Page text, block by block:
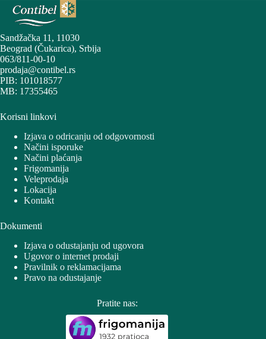
Sandžačka 11, 11030
Beograd (Čukarica), Srbija
063/811-00-10
prodaja@contibel.rs
PIB: 101018577
MB: 17355465
Korisni linkovi
Izjava o odricanju od odgovornosti
Načini isporuke
Načini plaćanja
Frigomanija
Veleprodaja
Lokacija
Kontakt
Dokumenti
Izjava o odustajanju od ugovora
Ugovor o internet prodaji
Pravilnik o reklamacijama
Pravo na odustajanje
Pratite nas: